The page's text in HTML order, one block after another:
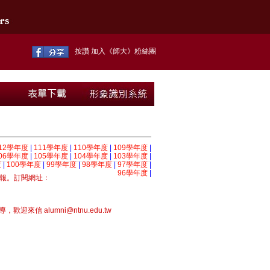
按讚 加入《師大》粉絲團
學年度 111學年度 110學年度 109學年度
學年度 105學年度 104學年度 103學年度
|100學年度|99學年度|98學年度|97學年度|
96學年度
。 訂閱網址：
，歡迎來信 alumni@ntnu.edu.tw